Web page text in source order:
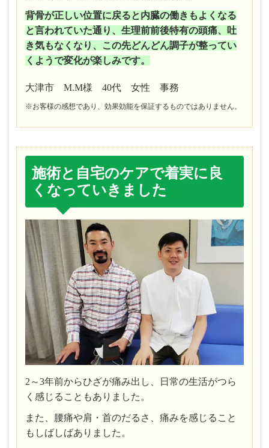
背骨が正しい位置に戻ると内臓の働きもよくなる
と言われていた通り、生理前前後特有の頭痛、吐
き気もなくなり、この先どんどん調子が整ってい
くようで変化が楽しみです。
大津市 M.M様 40代 女性 事務
※お客様の感想であり、効果効能を保証するものではありません。
施術と自宅のケアで着実に良
くなっていきました
2～3年前からひざが痛み出し、日常の生活がつら
く感じることもありました。
また、腰痛や肩・首のだるさ、痛みを感じること
もしばしばありました。